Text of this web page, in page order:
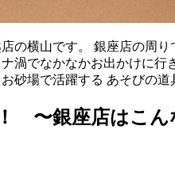
の横山です。 銀座店の周
渦でなかなかお出かけに
砂場で活躍する あそびの
〜銀座店はこん